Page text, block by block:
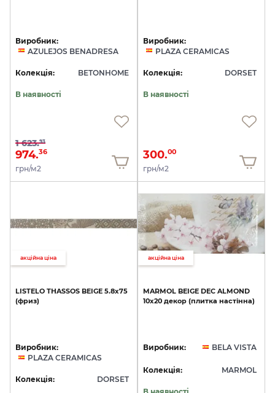
Виробник:
AZULEJOS BENADRESA
Колекція: BETONHOME
В наявності
1 623.93
974.36
грн/м2
Виробник:
PLAZA CERAMICAS
Колекція: DORSET
В наявності
300.00
грн/м2
акційна ціна
LISTELO THASSOS BEIGE 5.8х75
(фриз)
Виробник:
PLAZA CERAMICAS
Колекція: DORSET
акційна ціна
MARMOL BEIGE DEC ALMOND
10х20 декор (плитка настінна)
Виробник: BELA VISTA
Колекція: MARMOL